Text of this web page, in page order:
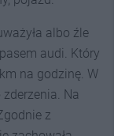
albo źle
audi. Który
na godzinę. W
Na
z